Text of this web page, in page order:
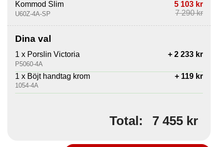
Kommod Slim
U60Z-4A-SP
5 103 kr
7 290 kr
Dina val
1 x Porslin Victoria
P5060-4A
+ 2 233 kr
1 x Böjt handtag krom
1054-4A
+ 119 kr
7 455 kr